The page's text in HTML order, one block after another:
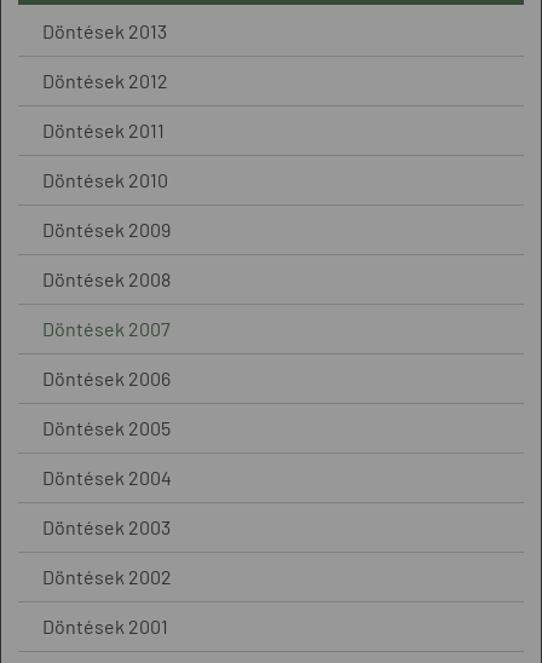
Döntések 2013
Döntések 2012
Döntések 2011
Döntések 2010
Döntések 2009
Döntések 2008
Döntések 2007
Döntések 2006
Döntések 2005
Döntések 2004
Döntések 2003
Döntések 2002
Döntések 2001